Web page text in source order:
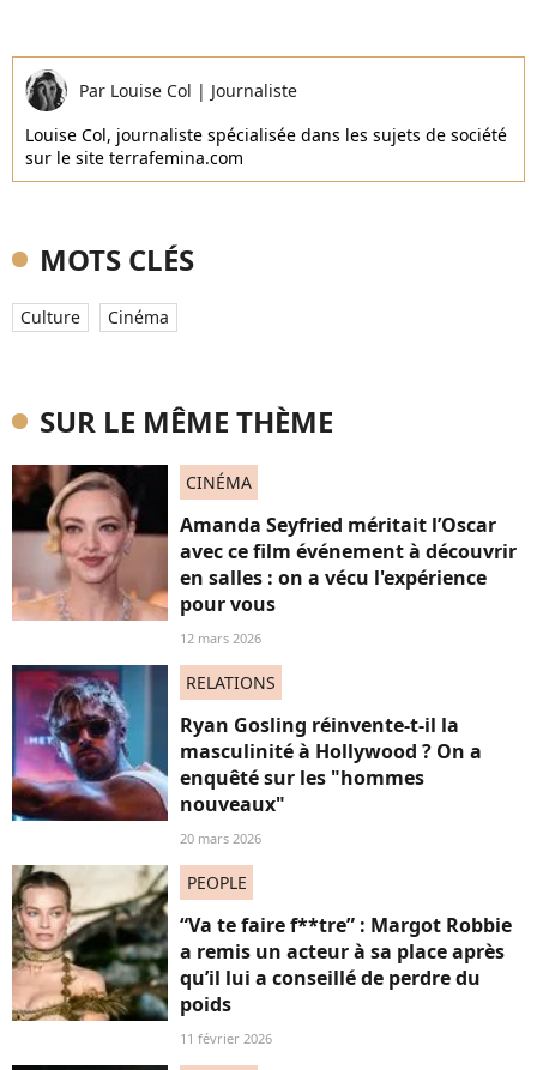
Par Louise Col | Journaliste
Louise Col, journaliste spécialisée dans les sujets de société
sur le site terrafemina.com
MOTS CLÉS
Culture Cinéma
SUR LE MÊME THÈME
CINÉMA
Amanda Seyfried méritait l’Oscar
avec ce film événement à découvrir
en salles : on a vécu l'expérience
pour vous
12 mars 2026
RELATIONS
Ryan Gosling réinvente-t-il la
masculinité à Hollywood ? On a
enquêté sur les "hommes
nouveaux"
20 mars 2026
PEOPLE
“Va te faire f**tre” : Margot Robbie
a remis un acteur à sa place après
qu’il lui a conseillé de perdre du
poids
11 février 2026